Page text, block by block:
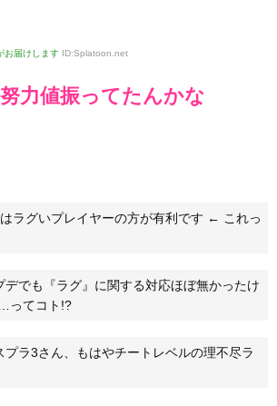
お届けします ID:Splatoon.net
力値振ってたんかな
ラグいプレイヤーの方が有利です ← これっ
デでも『ラグ』に関する対応ほぼ無かったけ
ってコト!?
プラ3さん、もはやチートレベルの理不尽ラ